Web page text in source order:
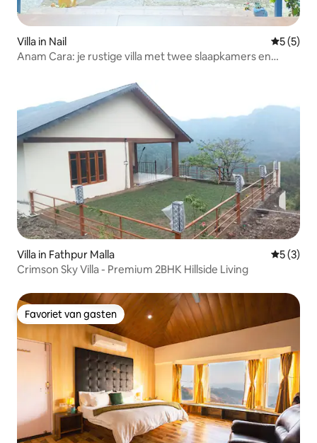
Villa in Nail
5 (5)
Anam Cara: je rustige villa met twee slaapkamers en
Villa in Fathpur Malla
5 (3)
Crimson Sky Villa - Premium 2BHK Hillside Living
Favoriet van gasten
Favoriet van gasten